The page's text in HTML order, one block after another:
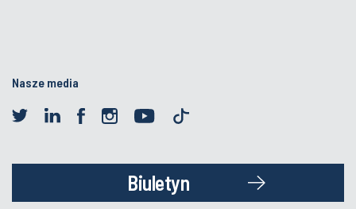
Nasze media
Biuletyn